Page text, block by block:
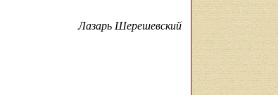
Лазарь Шерешевский